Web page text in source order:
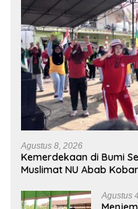
Agustus 8, 2026
Kemerdekaan di Bumi
Muslimat NU Abab
Agustus